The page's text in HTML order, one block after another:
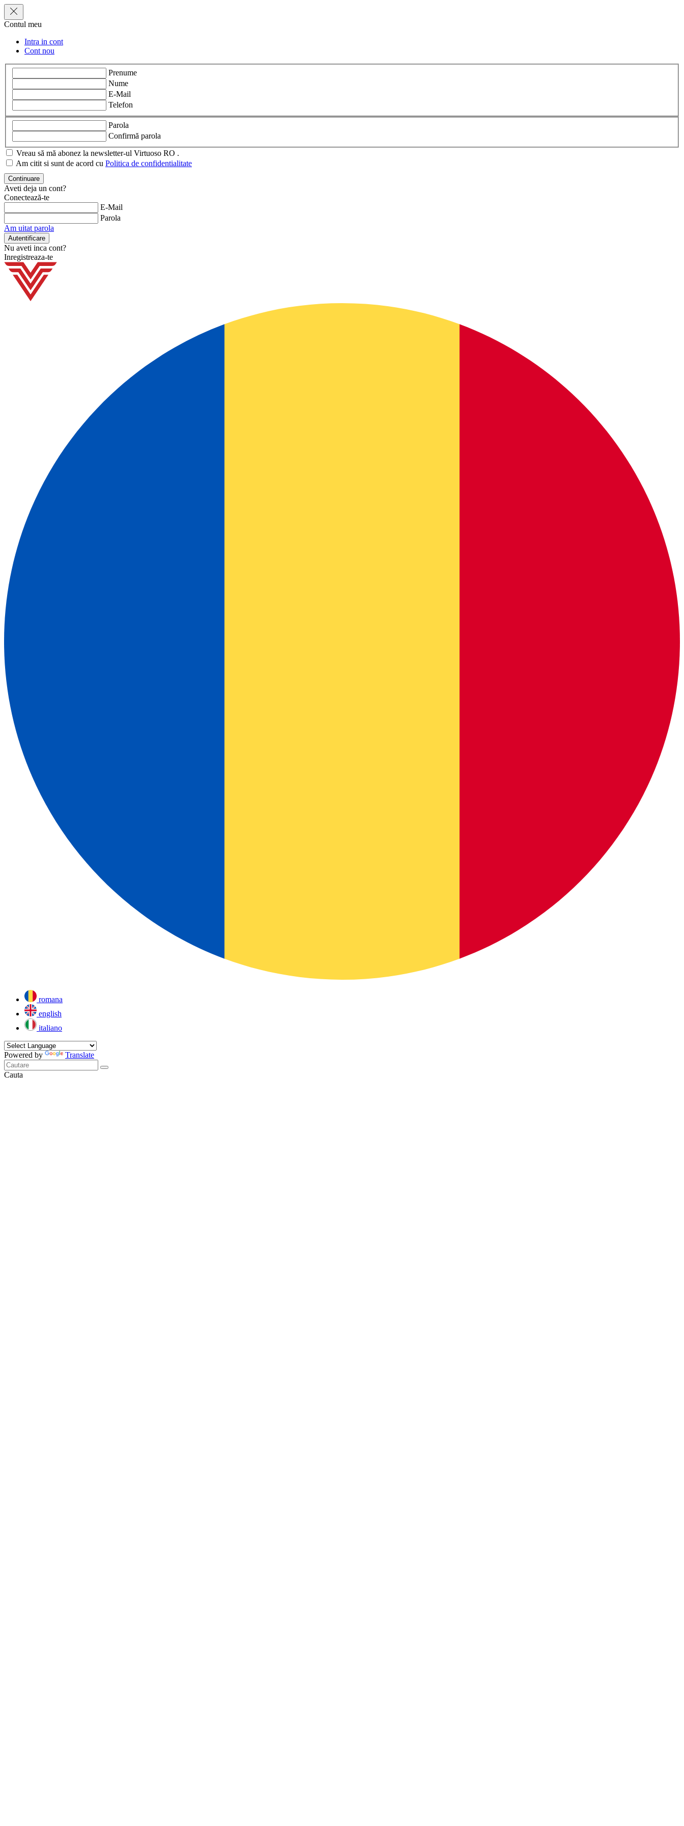
Contul meu
Intra in cont
Cont nou
Prenume
Nume
E-Mail
Telefon
Parola
Confirmă parola
Vreau să mă abonez la newsletter-ul Virtuoso RO .
Am citit si sunt de acord cu Politica de confidentialitate
Aveti deja un cont?
Conectează-te
E-Mail
Parola
Am uitat parola
Nu aveti inca cont?
Inregistreaza-te
romana
english
italiano
Powered by Translate
Cauta